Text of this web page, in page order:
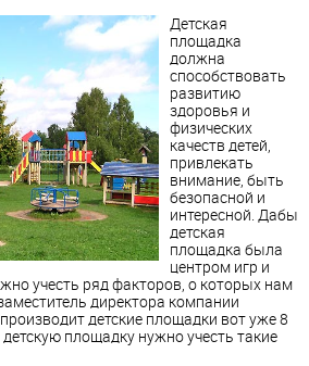
Детская
площадка
должна
способствовать
развитию
здоровья и
физических
качеств детей,
привлекать
внимание, быть
безопасной и
интересной. Дабы
детская
площадка была
центром игр и
учесть ряд факторов, о которых нам
директора компании
детские площадки вот уже 8
площадку нужно учесть такие